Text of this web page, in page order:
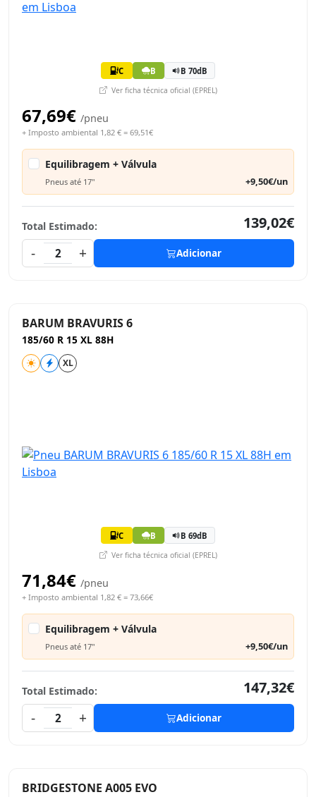
C B B 70dB
Ver ficha técnica oficial (EPREL)
67,69€ /pneu
+ Imposto ambiental 1,82 € = 69,51€
Equilibragem + Válvula
Pneus até 17" +9,50€/un
Total Estimado:
139,02€
-
2 + Adicionar
BARUM BRAVURIS 6
185/60 R 15 XL 88H
XL
C B B 69dB
Ver ficha técnica oficial (EPREL)
71,84€ /pneu
+ Imposto ambiental 1,82 € = 73,66€
Equilibragem + Válvula
Pneus até 17" +9,50€/un
Total Estimado:
147,32€
-
2 + Adicionar
BRIDGESTONE A005 EVO